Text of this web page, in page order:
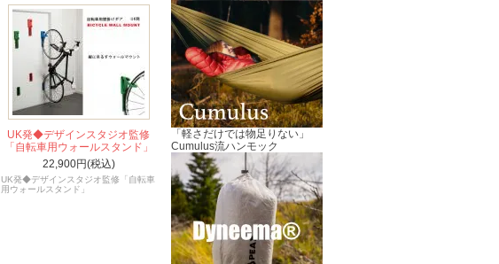
UK発◆デザインスタジオ監修
「自転車用ウォールスタンド」
22,900円(税込)
UK発◆デザインスタジオ監修「自転車
用ウォールスタンド」
「軽さだけでは物足りない」
Cumulus流ハンモック